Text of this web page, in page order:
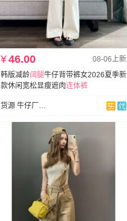
08-06上新
¥46.00
韩版减龄阔腿牛仔背带裤女2026夏季新
款休闲宽松显瘦遮肉连体裤
货源 牛仔厂供应链